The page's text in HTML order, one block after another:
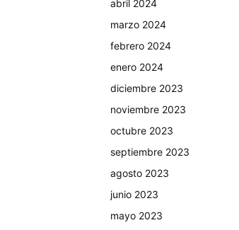
abril 2024
marzo 2024
febrero 2024
enero 2024
diciembre 2023
noviembre 2023
octubre 2023
septiembre 2023
agosto 2023
junio 2023
mayo 2023